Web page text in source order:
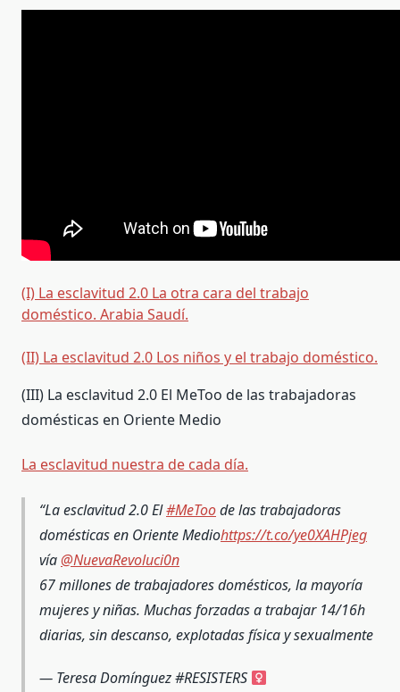
(I) La esclavitud 2.0 La otra cara del trabajo
doméstico. Arabia Saudí.
(II) La esclavitud 2.0 Los niños y el trabajo doméstico.
(III) La esclavitud 2.0 El MeToo de las trabajadoras
domésticas en Oriente Medio
La esclavitud nuestra de cada día.
La esclavitud 2.0 El#MeToode las trabajadoras
domésticas en Oriente Mediohttps://t.co/ye0XAHPjeg
vía@NuevaRevoluci0n
67 millones de trabajadores domésticos, la mayoría
mujeres y niñas. Muchas forzadas a trabajar 14/16h
diarias, sin descanso, explotadas física y sexualmente
— Teresa Domínguez #RESISTERS